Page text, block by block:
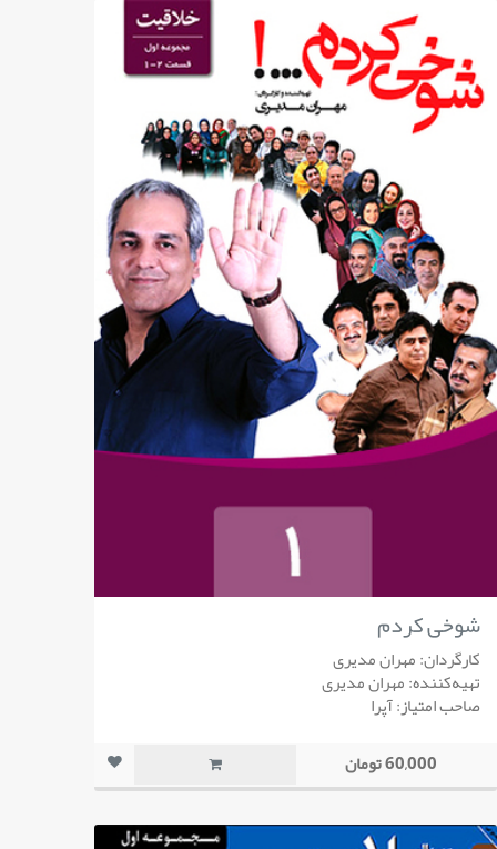
شوخی کردم
کارگردان: مهران مدیری
تهیه‌کننده: مهران مدیری
صاحب امتیاز: آپرا
60,000 تومان